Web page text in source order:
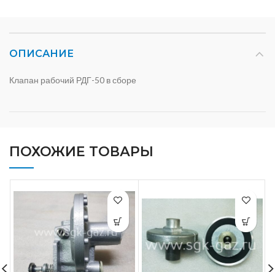
ОПИСАНИЕ
Клапан рабочий РДГ-50 в сборе
ПОХОЖИЕ ТОВАРЫ